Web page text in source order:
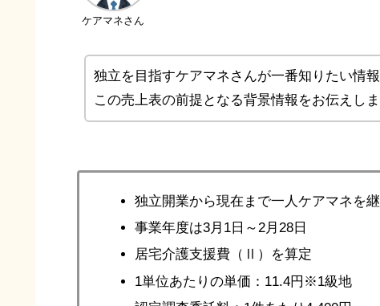
ケアマネさん
独立を目指すケアマネさんが一番知りたい情
この売上表の前提となる背景情報をお伝えしま
独立開業から現在まで一人ケアマネを
事業年度は3月1日～2月28日
居宅介護支援費（Ⅱ）を算定
1単位あたりの単価：11.4円※1級地